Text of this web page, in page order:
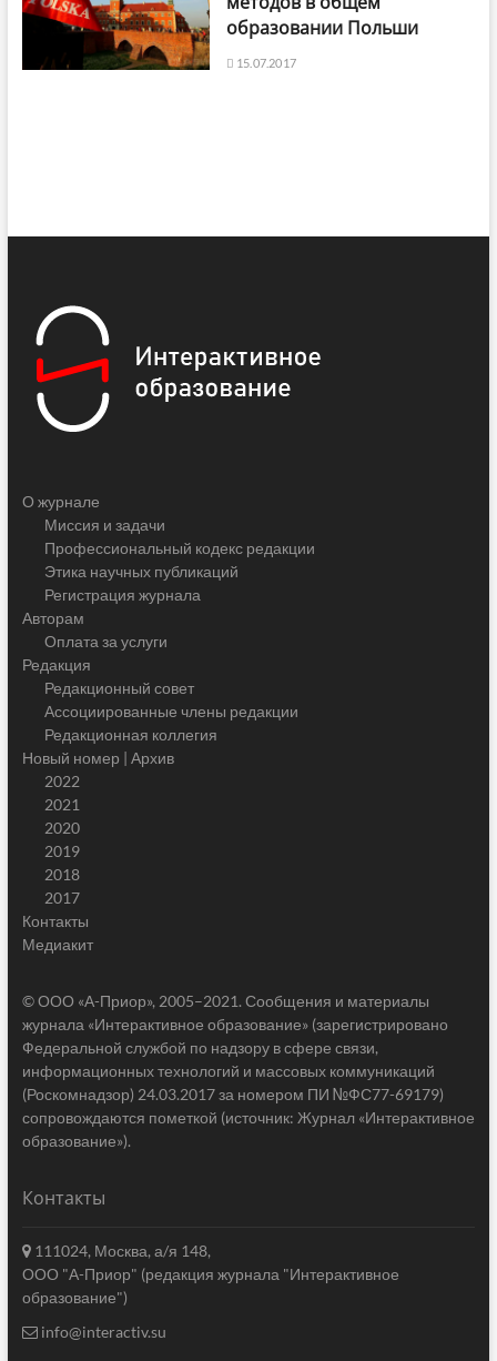
образовании Польши
15.07.2017
О журнале
Миссия и задачи
Профессиональный кодекс редакции
Этика научных публикаций
Регистрация журнала
Авторам
Оплата за услуги
Редакция
Редакционный совет
Ассоциированные члены редакции
Редакционная коллегия
Новый номер | Архив
2022
2021
2020
2019
2018
2017
Контакты
Медиакит
© ООО «А-Приор», 2005–2021. Сообщения и материалы
журнала «Интерактивное образование» (зарегистрировано
Федеральной службой по надзору в сфере связи,
информационных технологий и массовых коммуникаций
(Роскомнадзор) 24.03.2017 за номером ПИ №ФС77-69179)
сопровождаются пометкой (источник: Журнал «Интерактивное
образование»).
Контакты
111024, Москва, а/я 148,
ООО "А-Приор" (редакция журнала "Интерактивное
образование")
info@interactiv.su